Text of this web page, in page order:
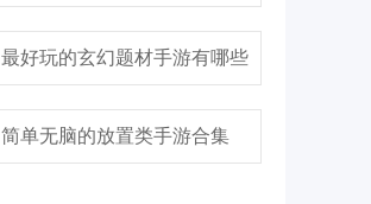
最好玩的玄幻题材手游有哪些
简单无脑的放置类手游合集